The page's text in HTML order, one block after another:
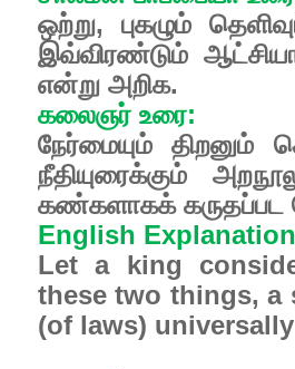
ஒற்று, புகழும்
இவ்விரண்டும்
என்று அறிக.
கலைஞர் உரை:
நேர்மையும்
திறனும்
நீதியுரைக்கும்
கண்களாகக் கருதப்பட
English
Let a king
these two things, a
(of laws)